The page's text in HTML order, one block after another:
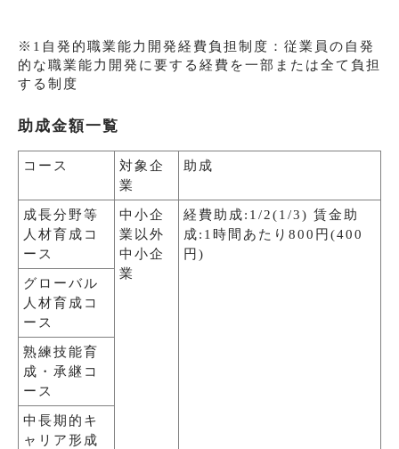
※1自発的職業能力開発経費負担制度：従業員の自発
的な職業能力開発に要する経費を一部または全て負担
する制度
助成金額一覧
コース
対象企
業
助成
成長分野等
人材育成コ
ース
中小企
業以外
中小企
業
経費助成:1/2(1/3) 賃金助
成:1時間あたり800円(400
円)
グローバル
人材育成コ
ース
熟練技能育
成・承継コ
ース
中長期的キ
ャリア形成